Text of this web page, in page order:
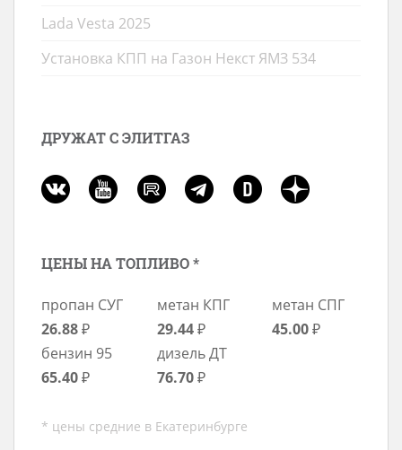
Lada Vesta 2025
Установка КПП на Газон Некст ЯМЗ 534
ДРУЖАТ С ЭЛИТГАЗ
ЦЕНЫ НА ТОПЛИВО *
пропан СУГ
26.88₽
метан КПГ
29.44₽
метан СПГ
45.00₽
бензин 95
65.40₽
дизель ДТ
76.70₽
* цены средние в Екатеринбурге